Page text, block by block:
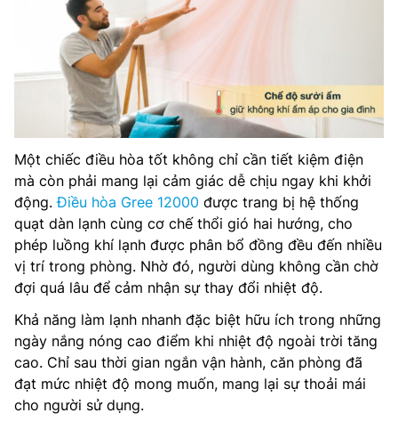
Một chiếc điều hòa tốt không chỉ cần tiết kiệm điện
mà còn phải mang lại cảm giác dễ chịu ngay khi khởi
động.Điều hòa Gree 12000 được trang bị hệ thống
quạt dàn lạnh cùng cơ chế thổi gió hai hướng, cho
phép luồng khí lạnh được phân bổ đồng đều đến nhiều
vị trí trong phòng. Nhờ đó, người dùng không cần chờ
đợi quá lâu để cảm nhận sự thay đổi nhiệt độ.
Khả năng làm lạnh nhanh đặc biệt hữu ích trong những
ngày nắng nóng cao điểm khi nhiệt độ ngoài trời tăng
cao. Chỉ sau thời gian ngắn vận hành, căn phòng đã
đạt mức nhiệt độ mong muốn, mang lại sự thoải mái
cho người sử dụng.